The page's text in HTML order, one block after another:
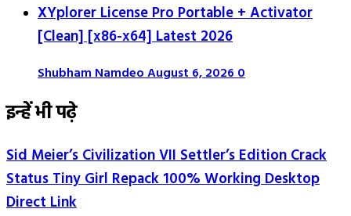
XYplorer License Pro Portable + Activator
[Clean] [x86-x64] Latest 2026
Shubham NamdeoAugust 6, 20260
इन्हें भी पढ़े
Sid Meier’s Civilization VII Settler’s Edition Crack
Status Tiny Girl Repack 100% Working Desktop
Direct Link